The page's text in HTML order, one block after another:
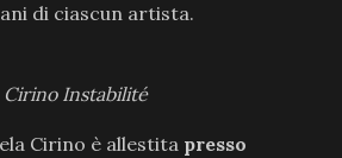
di ciascun artista.
Cirino Instabilité
Cirino è allestita presso